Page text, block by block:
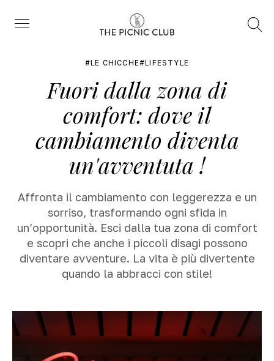
Menu
Trova
LE CHICCHE LIFESTYLE
Fuori dalla zona di
comfort: dove il
cambiamento diventa
un'avventuta !
Affronta il cambiamento con leggerezza e un
sorriso, trasformando ogni sfida in
un’opportunità. Esci dalla tua zona di comfort
e scopri che anche i piccoli disagi possono
diventare avventure. La vita è più divertente
quando la abbracci con stile!